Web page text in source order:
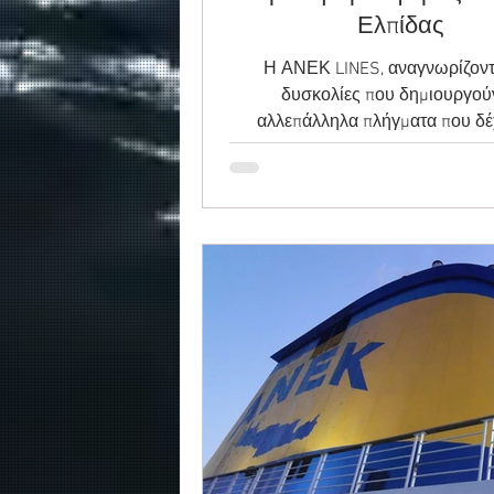
Ελπίδας
Η ΑΝΕΚ LINES,
δυσκολίες που
αλλεπάλληλα πλήγματα που
κοινωνία αυτό το διάστημα